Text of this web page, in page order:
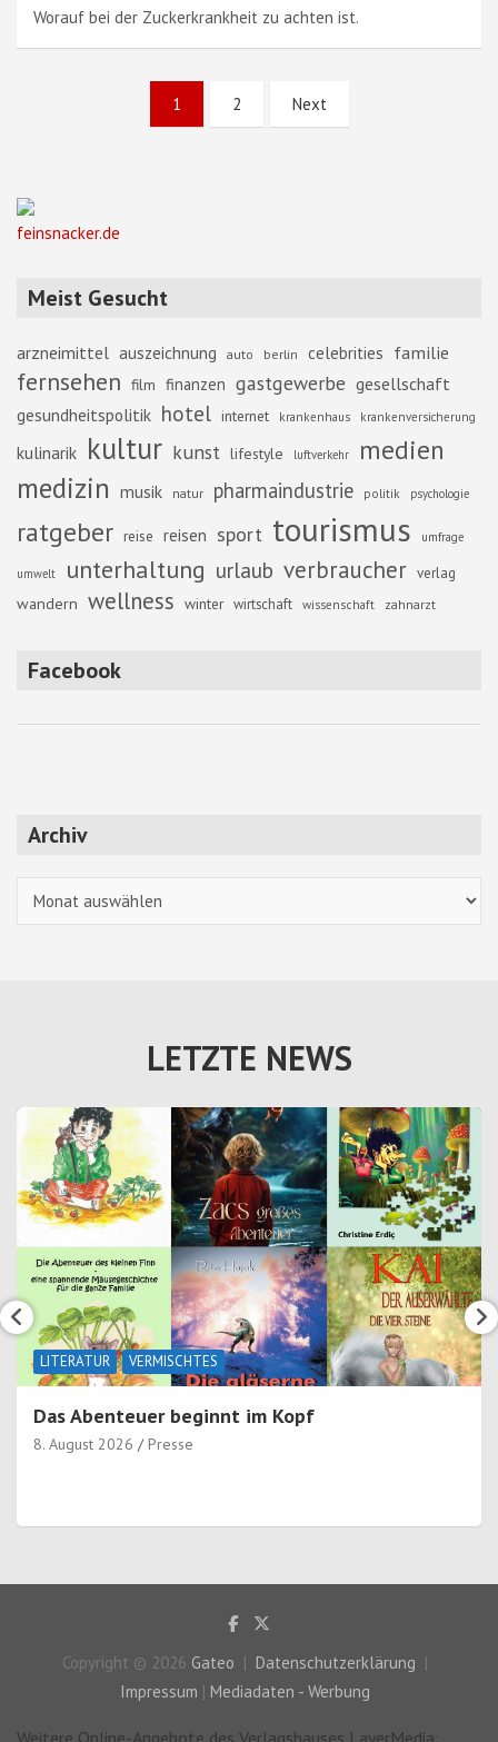
Worauf bei der Zuckerkrankheit zu achten ist.
Seitennummerierung
1 2 Next
feinsnacker.de
Meist Gesucht
arzneimittel auszeichnung auto berlin celebrities familie
fernsehen film finanzen gastgewerbe gesellschaft
gesundheitspolitik hotel internet krankenhaus krankenversicherung
kulinarik kultur kunst lifestyle luftverkehr medien
medizin musik natur pharmaindustrie politik psychologie
ratgeber reise reisen sport tourismus umfrage
umwelt unterhaltung urlaub verbraucher verlag
wandern wellness winter wirtschaft wissenschaft zahnarzt
Facebook
Archiv
LETZTE NEWS
LITERATUR VERMISCHTES
Das Abenteuer beginnt im Kopf
8. August 2026 Presse
Copyright © 2026 Gateo
Datenschutzerklärung
Impressum | Mediadaten - Werbung
Weitere Online-Angebote des Verlagshauses LayerMedia: